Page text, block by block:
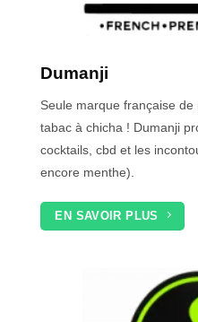
Dumanji
Seule marque française
tabac à chicha ! Dumanji
cocktails, cbd et les
encore menthe).
EN SAVOIR PLUS